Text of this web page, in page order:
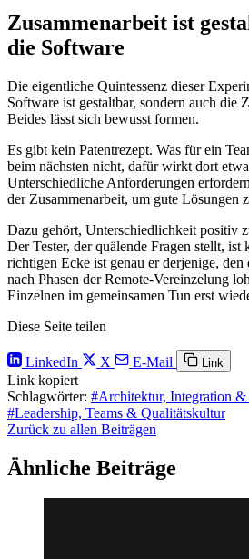
Zusammenarbeit ist
die Software
Die eigentliche Quintessenz dieser
Software ist gestaltbar, sondern auch die
Beides lässt sich bewusst formen.
Es gibt kein Patentrezept. Was für ein
beim nächsten nicht, dafür wirkt dort
Unterschiedliche Anforderungen
der Zusammenarbeit, um gute Lösungen
Dazu gehört, Unterschiedlichkeit positiv
Der Tester, der quälende Fragen stellt, ist
richtigen Ecke ist genau er derjenige, den
nach Phasen der Remote-Vereinzelung
Einzelnen im gemeinsamen Tun erst
Diese Seite teilen
LinkedIn X E-Mail Link
Link kopiert
Schlagwörter: #Architektur, Integration &
#Leadership, Teams & Qualitätskultur
Zurück zu allen Beiträgen
Ähnliche Beiträge